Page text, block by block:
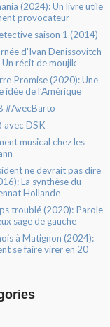
(2024): Un livre utile
provocateur
saison 1 (2014)
d'Ivan Denissovitch
récit de moujik
Promise (2020): Une
idée de l’Amérique
#AvecBarto
avec DSK
musical chez les
ne devrait pas dire
La synthèse du
Hollande
troublé (2020): Parole
sage de gauche
à Matignon (2024):
se faire virer en 20